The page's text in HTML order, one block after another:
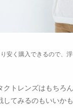
安く購入できるので、
クトレンズはもちろ
てみるのもいいか